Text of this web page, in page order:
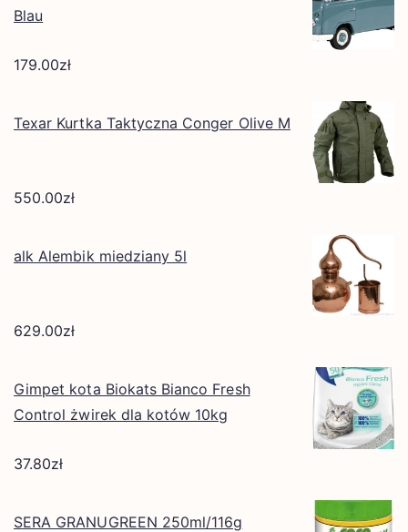
Blau
179.00zł
Texar Kurtka Taktyczna Conger Olive M
550.00zł
alk Alembik miedziany 5l
629.00zł
Gimpet kota Biokats Bianco Fresh
Control żwirek dla kotów 10kg
37.80zł
SERA GRANUGREEN 250ml/116g